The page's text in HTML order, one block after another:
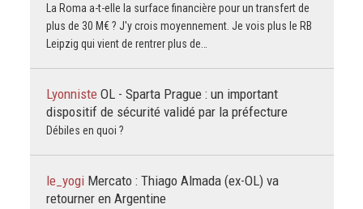
La Roma a-t-elle la surface financière pour un transfert de
plus de 30 M€ ? J'y crois moyennement. Je vois plus le RB
Leipzig qui vient de rentrer plus de…
Lyonniste OL - Sparta Prague : un important
dispositif de sécurité validé par la préfecture
Débiles en quoi ?
le_yogi Mercato : Thiago Almada (ex-OL) va
retourner en Argentine